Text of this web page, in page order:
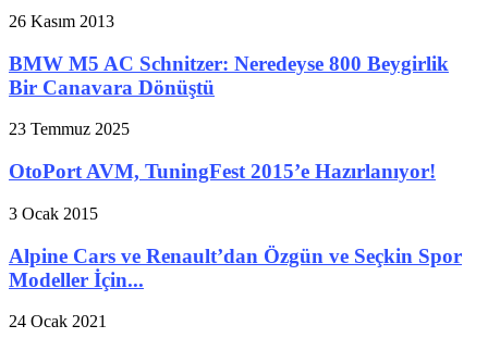
26 Kasım 2013
BMW M5 AC Schnitzer: Neredeyse 800 Beygirlik
Bir Canavara Dönüştü
23 Temmuz 2025
OtoPort AVM, TuningFest 2015’e Hazırlanıyor!
3 Ocak 2015
Alpine Cars ve Renault’dan Özgün ve Seçkin Spor
Modeller İçin...
24 Ocak 2021